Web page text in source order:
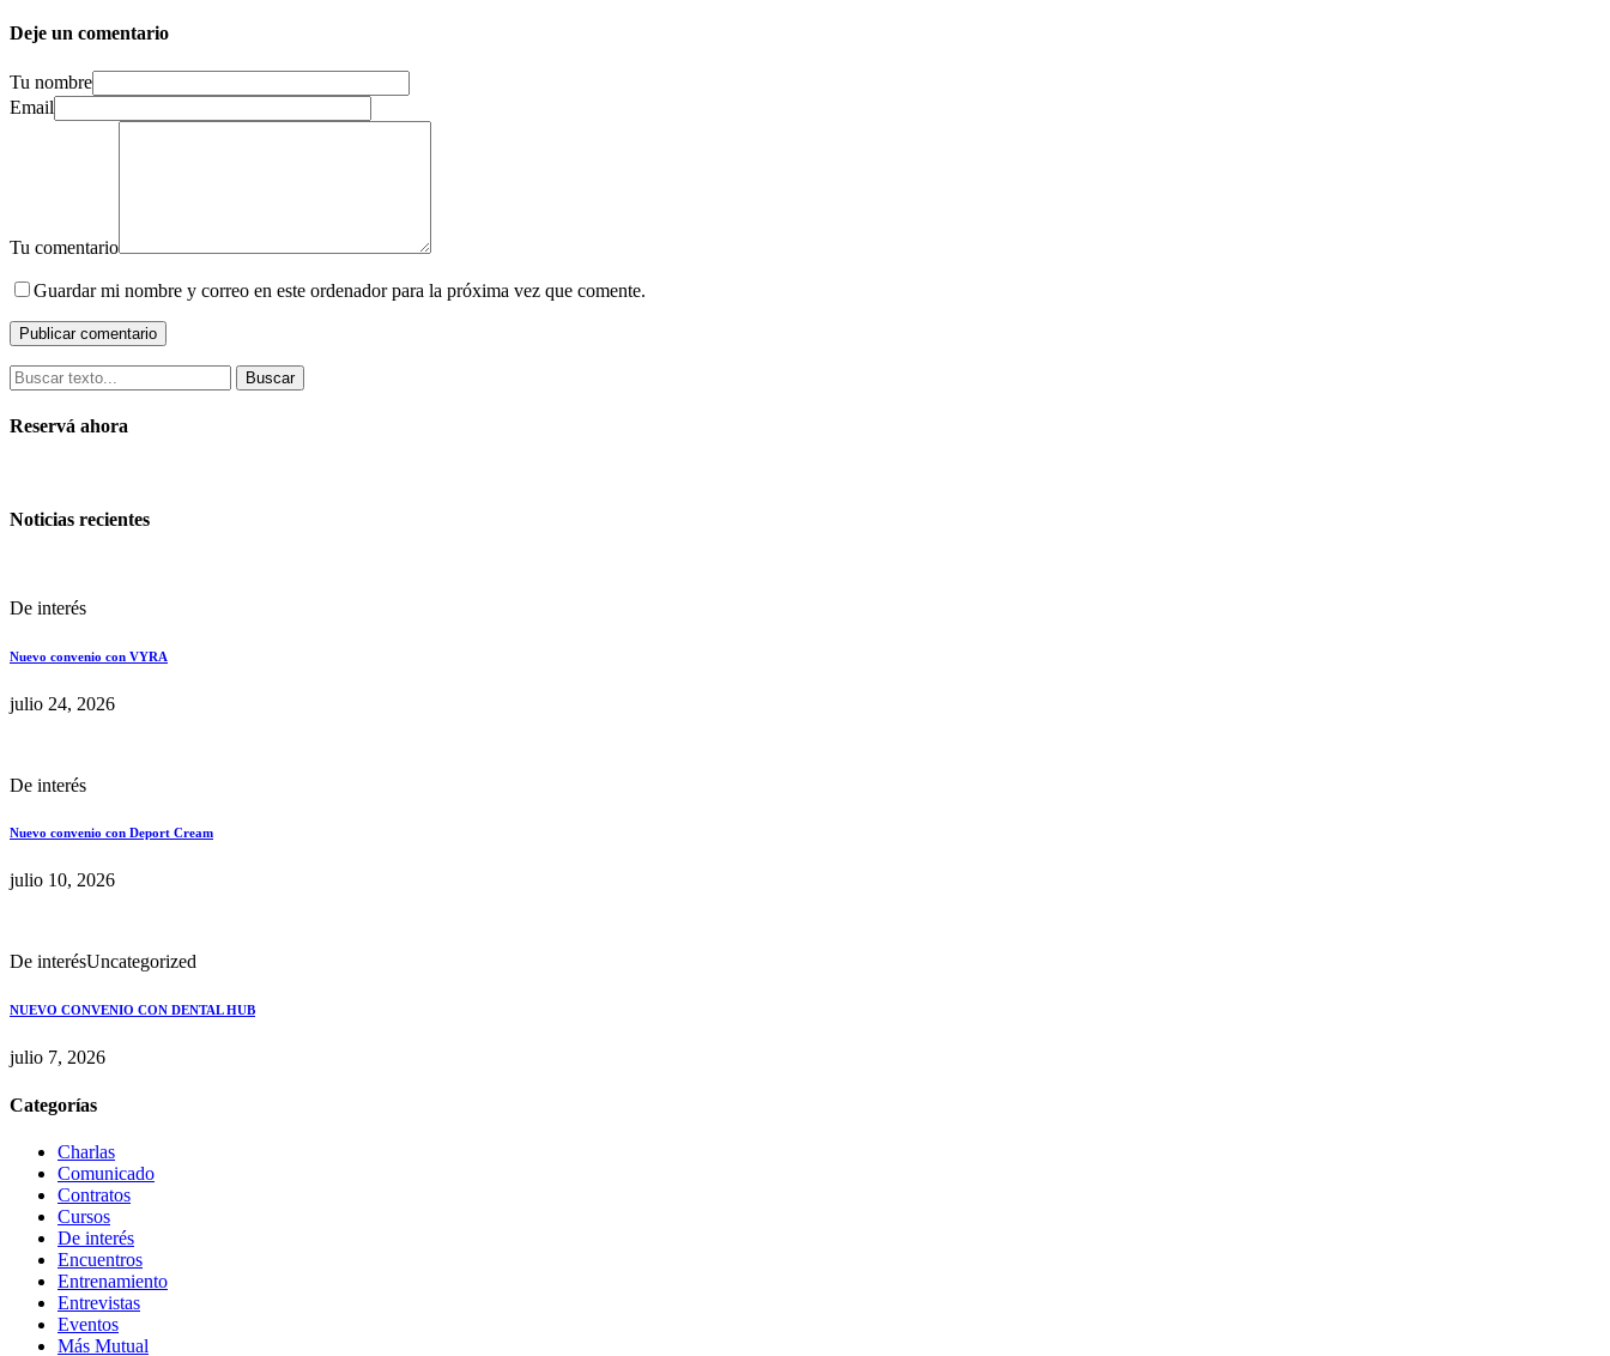
Deje un comentario
Tu nombre
Email
Tu comentario
Guardar mi nombre y correo en este ordenador para la próxima vez que comente.
Buscar
Reservá ahora
Noticias recientes
De interés
Nuevo convenio con VYRA
julio 24, 2026
De interés
Nuevo convenio con Deport Cream
julio 10, 2026
De interésUncategorized
NUEVO CONVENIO CON DENTAL HUB
julio 7, 2026
Categorías
Charlas
Comunicado
Contratos
Cursos
De interés
Encuentros
Entrenamiento
Entrevistas
Eventos
Más Mutual